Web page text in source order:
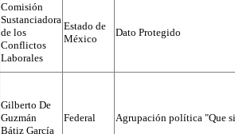
Comisión
Sustanciadora
de los
Conflictos
Laborales
Estado de
México
Dato Protegido
Gilberto De
Guzmán
Bátiz García
Federal Agrupación política "Que